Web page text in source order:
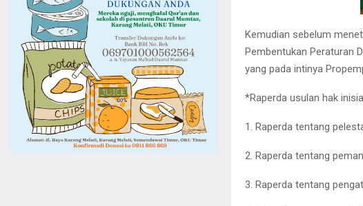
Kemudian sebelum
Pembentukan Peraturan
yang pada intinya
*Raperda usulan hak
1. Raperda tentang
2. Raperda tentang
3. Raperda tentang